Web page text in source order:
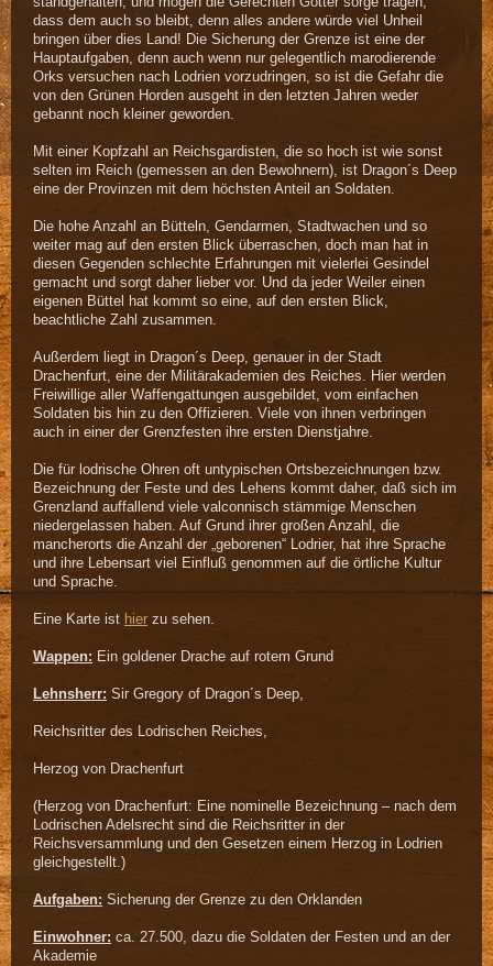
dass dem auch so bleibt, denn alles andere würde viel Unheil
bringen über dies Land! Die Sicherung der Grenze ist eine der
Hauptaufgaben, denn auch wenn nur gelegentlich marodierende
Orks versuchen nach Lodrien vorzudringen, so ist die Gefahr die
von den Grünen Horden ausgeht in den letzten Jahren weder
gebannt noch kleiner geworden.
Mit einer Kopfzahl an Reichsgardisten, die so hoch ist wie sonst
selten im Reich (gemessen an den Bewohnern), ist Dragon´s Deep
eine der Provinzen mit dem höchsten Anteil an Soldaten.
Die hohe Anzahl an Bütteln, Gendarmen, Stadtwachen und so
weiter mag auf den ersten Blick überraschen, doch man hat in
diesen Gegenden schlechte Erfahrungen mit vielerlei Gesindel
gemacht und sorgt daher lieber vor. Und da jeder Weiler einen
eigenen Büttel hat kommt so eine, auf den ersten Blick,
beachtliche Zahl zusammen.
Außerdem liegt in Dragon´s Deep, genauer in der Stadt
Drachenfurt, eine der Militärakademien des Reiches. Hier werden
Freiwillige aller Waffengattungen ausgebildet, vom einfachen
Soldaten bis hin zu den Offizieren. Viele von ihnen verbringen
auch in einer der Grenzfesten ihre ersten Dienstjahre.
Die für lodrische Ohren oft untypischen Ortsbezeichnungen bzw.
Bezeichnung der Feste und des Lehens kommt daher, daß sich im
Grenzland auffallend viele valconnisch stämmige Menschen
niedergelassen haben. Auf Grund ihrer großen Anzahl, die
mancherorts die Anzahl der „geborenen“ Lodrier, hat ihre Sprache
und ihre Lebensart viel Einfluß genommen auf die örtliche Kultur
und Sprache.
Eine Karte ist hier zu sehen.
Wappen: Ein goldener Drache auf rotem Grund
Lehnsherr: Sir Gregory of Dragon´s Deep,
Reichsritter des Lodrischen Reiches,
Herzog von Drachenfurt
(Herzog von Drachenfurt: Eine nominelle Bezeichnung – nach dem
Lodrischen Adelsrecht sind die Reichsritter in der
Reichsversammlung und den Gesetzen einem Herzog in Lodrien
gleichgestellt.)
Aufgaben: Sicherung der Grenze zu den Orklanden
Einwohner: ca. 27.500, dazu die Soldaten der Festen und an der
Akademie